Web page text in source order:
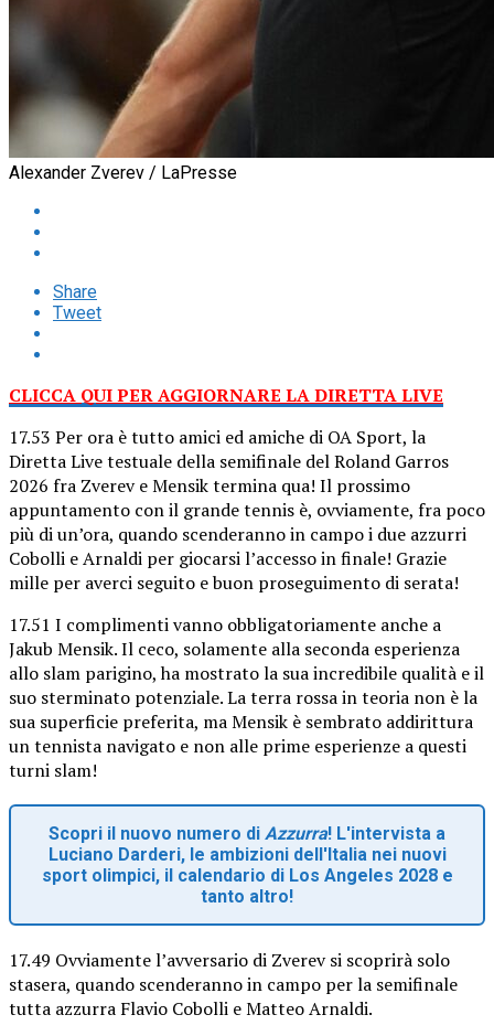
Alexander Zverev / LaPresse
Share
Tweet
CLICCA QUI PER AGGIORNARE LA DIRETTA LIVE
17.53 Per ora è tutto amici ed amiche di OA Sport, la
Diretta Live testuale della semifinale del Roland Garros
2026 fra Zverev e Mensik termina qua! Il prossimo
appuntamento con il grande tennis è, ovviamente, fra poco
più di un’ora, quando scenderanno in campo i due azzurri
Cobolli e Arnaldi per giocarsi l’accesso in finale! Grazie
mille per averci seguito e buon proseguimento di serata!
17.51 I complimenti vanno obbligatoriamente anche a
Jakub Mensik. Il ceco, solamente alla seconda esperienza
allo slam parigino, ha mostrato la sua incredibile qualità e il
suo sterminato potenziale. La terra rossa in teoria non è la
sua superficie preferita, ma Mensik è sembrato addirittura
un tennista navigato e non alle prime esperienze a questi
turni slam!
Scopri il nuovo numero di Azzurra! L'intervista a
Luciano Darderi, le ambizioni dell'Italia nei nuovi
sport olimpici, il calendario di Los Angeles 2028 e
tanto altro!
17.49 Ovviamente l’avversario di Zverev si scoprirà solo
stasera, quando scenderanno in campo per la semifinale
tutta azzurra Flavio Cobolli e Matteo Arnaldi.